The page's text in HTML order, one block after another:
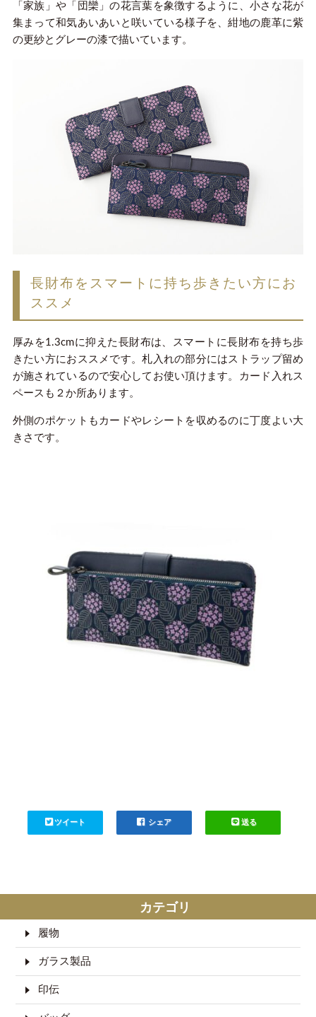
「家族」や「団欒」の花言葉を象徴するように、小さな花が
集まって和気あいあいと咲いている様子を、紺地の鹿革に紫
の更紗とグレーの漆で描いています。
長財布をスマートに持ち歩きたい方にお
ススメ
厚みを1.3cmに抑えた長財布は、スマートに長財布を持ち歩
きたい方におススメです。札入れの部分にはストラップ留め
が施されているので安心してお使い頂けます。カード入れス
ペースも２か所あります。
外側のポケットもカードやレシートを収めるのに丁度よい大
きさです。
ツイート シェア 送る
カテゴリ
履物
ガラス製品
印伝